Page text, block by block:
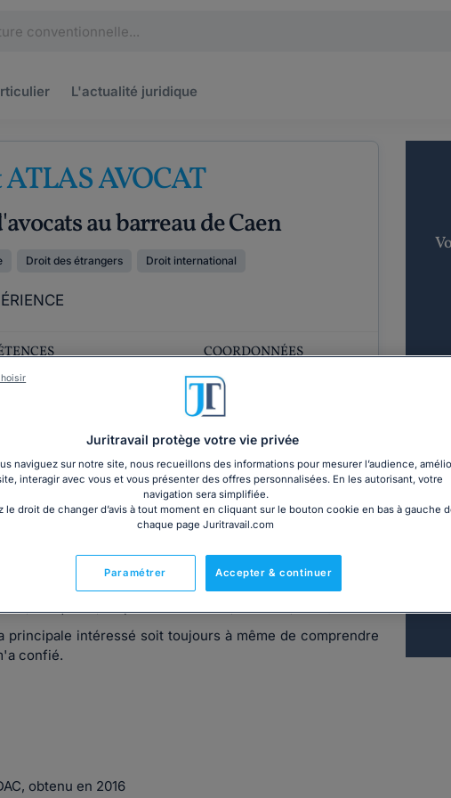
L'actualité juridique
AVOCAT
au barreau de Caen
Droit des étrangers Droit international
COORDONNÉES
spécialisés en droit des étrangers, je pratique tout les
étrangers (asile, visas, titres de séjours, nationalité,
famille (divorce, filiation, demande de contribution aux
de l'enfant sans l'autorisation des deux parents,
Exequatur, responsabilité civile, contrats, etc...)
intéressé soit toujours à même de comprendre
confié.
obtenu en 2016
Juritravail protège votre vie privée
naviguez sur notre site, nous recueillons des informations pour mesurer l’audience,
interagir avec vous et vous présenter des offres personnalisées. En les autorisant, votre
navigation sera simplifiée.
le droit de changer d’avis à tout moment en cliquant sur le bouton cookie en bas à gauche
chaque page Juritravail.com
Accepter & continuer
Paramétrer